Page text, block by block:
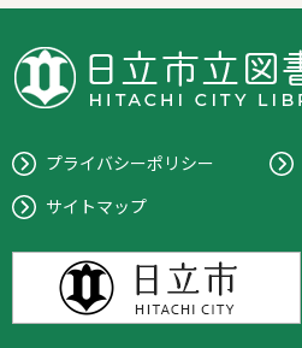
プライバシーポリシー
サイトマップ